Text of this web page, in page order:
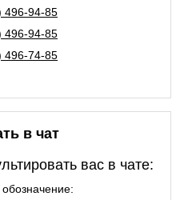
496-94-85
496-94-85
496-74-85
в чат
вас в чате: